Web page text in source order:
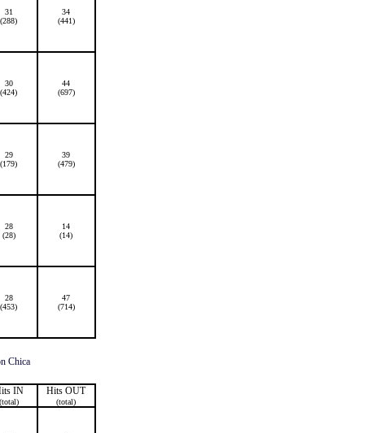
31
(288)
34
(441)
30
(424)
44
(697)
29
(179)
39
(479)
28
(28)
14
(14)
28
(453)
47
(714)
IN
(total)
Hits OUT
(total)